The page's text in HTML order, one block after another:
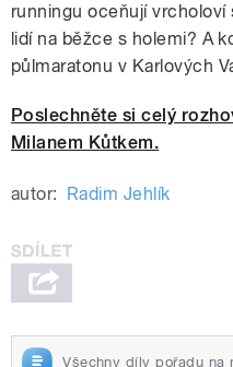
runningu oceňují
lidí na běžce s holemi? A
půlmaratonu v Karlových
Poslechněte si celý
Milanem Kůtkem.
autor: Radim Jehlík
Všechny díly pořadu na